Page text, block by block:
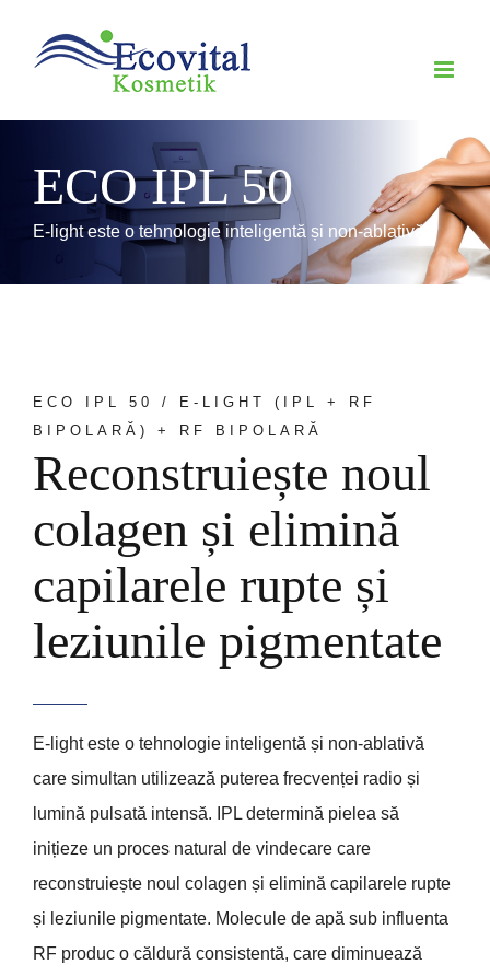
ECO IPL 50
E-light este o tehnologie inteligentă și non-ablativă
ECO IPL 50 / E-LIGHT (IPL + RF
BIPOLARĂ) + RF BIPOLARĂ
Reconstruiește noul
colagen și elimină
capilarele rupte și
leziunile pigmentate
E-light este o tehnologie inteligentă și non-ablativă
care simultan utilizează puterea frecvenței radio și
lumină pulsată intensă. IPL determină pielea să
inițieze un proces natural de vindecare care
reconstruiește noul colagen și elimină capilarele rupte
și leziunile pigmentate. Molecule de apă sub influenta
RF produc o căldură consistentă, care diminuează